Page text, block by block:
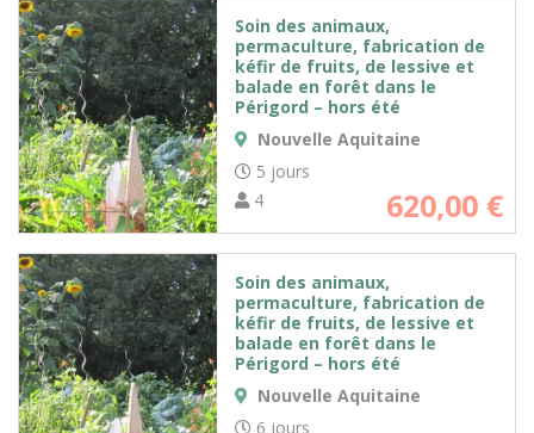
Soin des animaux,
permaculture, fabrication de
kéfir de fruits, de lessive et
balade en forêt dans le
Périgord – hors été
Nouvelle Aquitaine
5 jours
4
620,00 €
Soin des animaux,
permaculture, fabrication de
kéfir de fruits, de lessive et
balade en forêt dans le
Périgord – hors été
Nouvelle Aquitaine
6 jours